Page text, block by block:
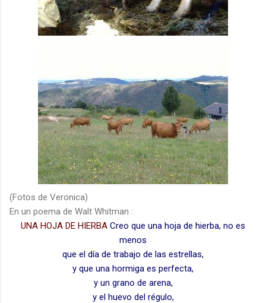
(Fotos de Veronica)
En un poema de Walt Whitman :
UNA HOJA DE HIERBA Creo que una hoja de hierba, no es
menos
que el día de trabajo de las estrellas,
y que una hormiga es perfecta,
y un grano de arena,
y el huevo del régulo,